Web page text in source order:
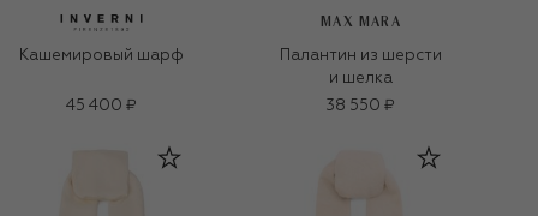
Кашемировый шарф
45 400 ₽
MAX MARA
Палантин из шерсти
и шелка
38 550 ₽